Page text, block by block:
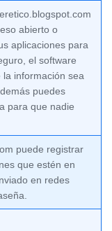
abierto o
aplicaciones para
el software
información sea
puedes
para que nadie
puede registrar
que estén en
en redes